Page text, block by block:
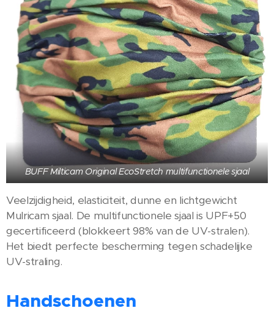
BUFF Milticam Original EcoStretch multifunctionele sjaal
Veelzijdigheid, elasticiteit, dunne en lichtgewicht
Mulricam sjaal. De multifunctionele sjaal is UPF+50
gecertificeerd (blokkeert 98% van de UV-stralen).
Het biedt perfecte bescherming tegen schadelijke
UV-straling.
Handschoenen